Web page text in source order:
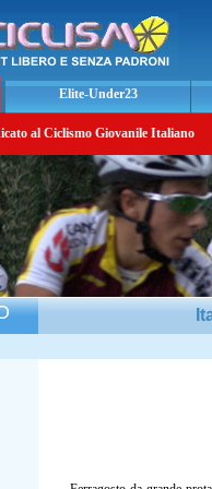
Elite-Under23
al Ciclismo Giovanile Italiano